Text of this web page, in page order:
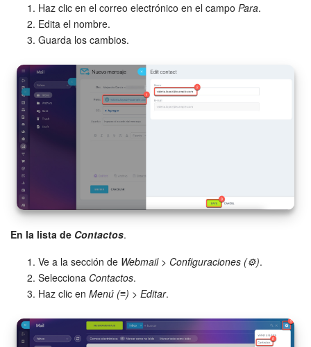
Haz clic en el correo electrónico en el campo Para.
Edita el nombre.
Guarda los cambios.
En la lista de Contactos.
Ve a la sección de Webmail> Configuraciones (⚙️).
Selecciona Contactos.
Haz clic en Menú (≡) > Editar.